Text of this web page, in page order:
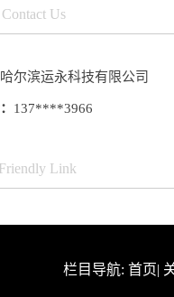
Us
尔滨运永科技有限公司
137****3966
Link
栏目导航: 首页|